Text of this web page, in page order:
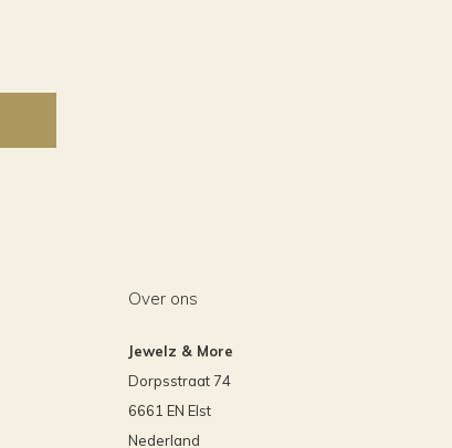
Over ons
Jewelz & More
Dorpsstraat 74
6661 EN Elst
Nederland